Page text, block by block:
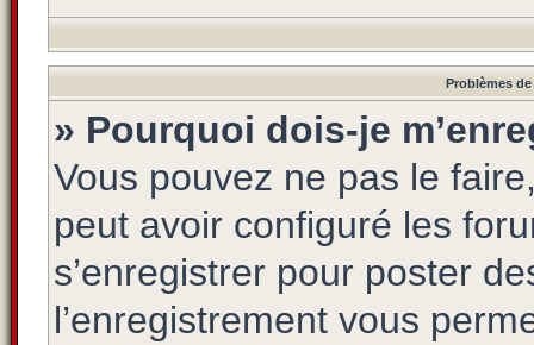
Problèmes
» Pourquoi dois-je
Vous pouvez ne pas le
peut avoir configuré les
s’enregistrer pour poster
l’enregistrement vous